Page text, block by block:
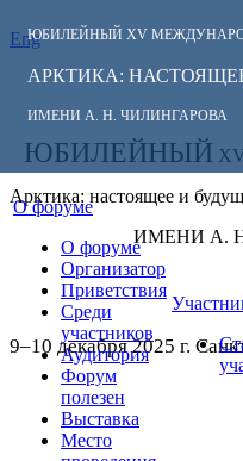
ЮБИЛЕЙНЫЙ XV
АРКТИКА:
ИМЕНИ А. Н. ЧИЛИНГАРОВА
Eng
ФОРУМА:
ЮБИЛЕЙНЫЙ
Арктика: настоящее и
ИМЕНИ А.
9–10 декабря 2025 г.
О форуме
О форуме
Организатор
Приветствия
Среди
участников
Аудитория
Форум
полезен
Выставка
Место